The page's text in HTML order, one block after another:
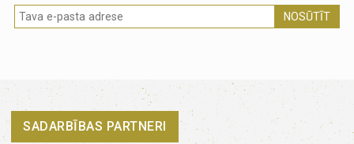
NOSŪTĪT
SADARBĪBAS PARTNERI